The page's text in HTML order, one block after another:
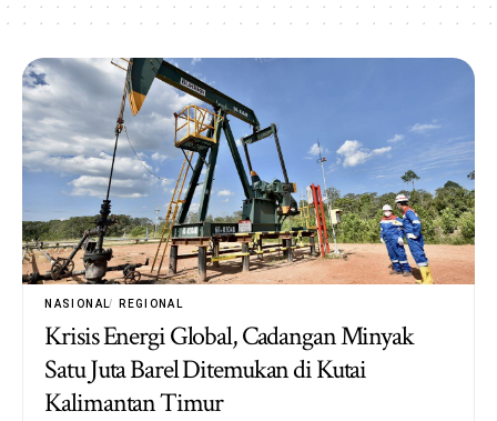
NASIONAL REGIONAL
Krisis Energi Global, Cadangan Minyak
Satu Juta Barel Ditemukan di Kutai
Kalimantan Timur